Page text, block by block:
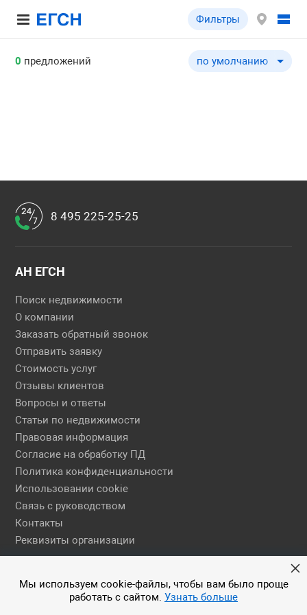
Фильтры
0 предложений по умолчанию
по умолчанию
8 495 225-25-25
АН ЕГСН
Поиск недвижимости
О компании
Заказать обратный звонок
Отправить заявку
Стоимость услуг
Отзывы клиентов
Вопросы и ответы
Статьи по недвижимости
Правовая информация
Согласие на обработку ПД
Политика конфиденциальности
Использовании cookie
Связь с руководством
Контакты
Реквизиты организации
Правовая информация
© 2026 АН ЕГСН
Мы используем cookie-файлы, чтобы вам было проще
работать с сайтом. Узнать больше